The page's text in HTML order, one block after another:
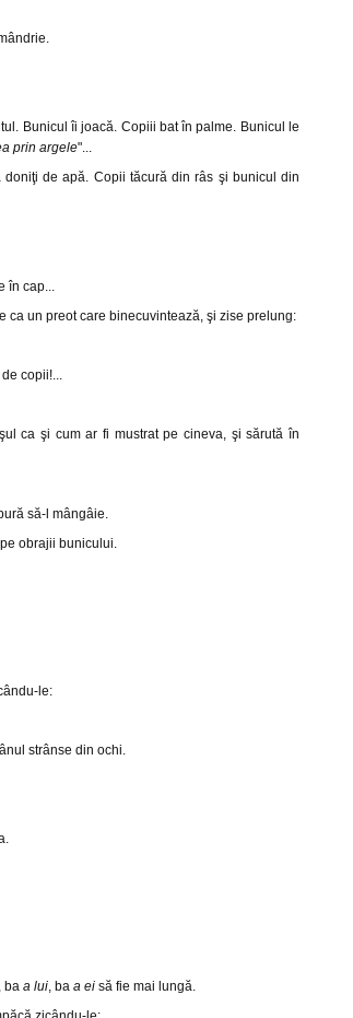
Bunicul îi joacă. Copiii bat în palme. Bunicul le
prin argele"...
de apă. Copii tăcură din râs şi bunicul din
în cap...
ca un preot care binecuvintează, şi zise prelung:
copii!...
ca şi cum ar fi mustrat pe cineva, şi sărută în
să-l mângâie.
obrajii bunicului.
le:
strânse din ochi.
ba a lui, ba a ei să fie mai lungă.